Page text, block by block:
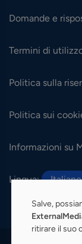
Domande e
Termini di
Politica sulla
Politica sui
Informazioni su
Lingua:
Salve,
ritirare il suo